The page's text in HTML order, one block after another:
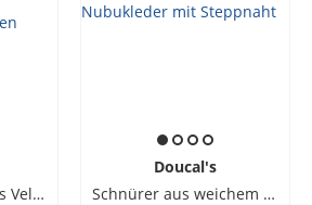
Derby-Schnürer aus Veloursleder mit Budapester-Elementen
Doucal's
Schnürer aus weichem Nubukleder mit Steppnaht